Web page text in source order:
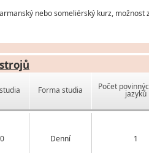
nebo someliérský kurz,
Forma studia Počet
jazyků
Denní 1